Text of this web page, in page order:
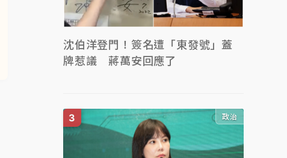
沈伯洋登門！簽名遭「東發號」蓋
牌惹議 蔣萬安回應了
政治